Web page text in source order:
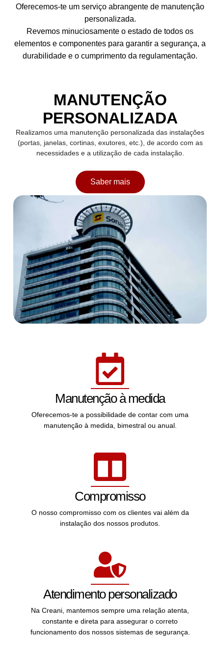
Oferecemos-te um serviço abrangente de manutenção
personalizada.
Revemos minuciosamente o estado de todos os
elementos e componentes para garantir a segurança, a
durabilidade e o cumprimento da regulamentação.
MANUTENÇÃO
PERSONALIZADA
Realizamos uma manutenção personalizada das instalações
(portas, janelas, cortinas, exutores, etc.), de acordo com as
necessidades e a utilização de cada instalação.
Saber mais
Manutenção à medida
Oferecemos-te a possibilidade de contar com uma
manutenção à medida, bimestral ou anual.
Compromisso
O nosso compromisso com os clientes vai além da
instalação dos nossos produtos.
Atendimento personalizado
Na Creani, mantemos sempre uma relação atenta,
constante e direta para assegurar o correto
funcionamento dos nossos sistemas de segurança.